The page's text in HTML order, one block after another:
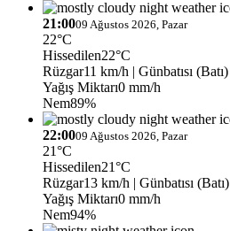
21:0009 Ağustos 2026, Pazar
22°C
Hissedilen22°C
Rüzgar11 km/h | Günbatısı (Batı)
Yağış Miktarı0 mm/h
Nem89%
22:0009 Ağustos 2026, Pazar
21°C
Hissedilen21°C
Rüzgar13 km/h | Günbatısı (Batı)
Yağış Miktarı0 mm/h
Nem94%